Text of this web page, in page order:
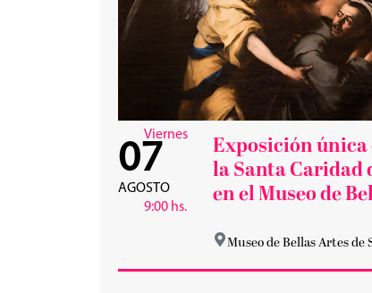
Viernes
07
AGOSTO
9:00 hs.
Exposición única
la Santa Caridad
en el Museo de
Museo de Bellas Artes de